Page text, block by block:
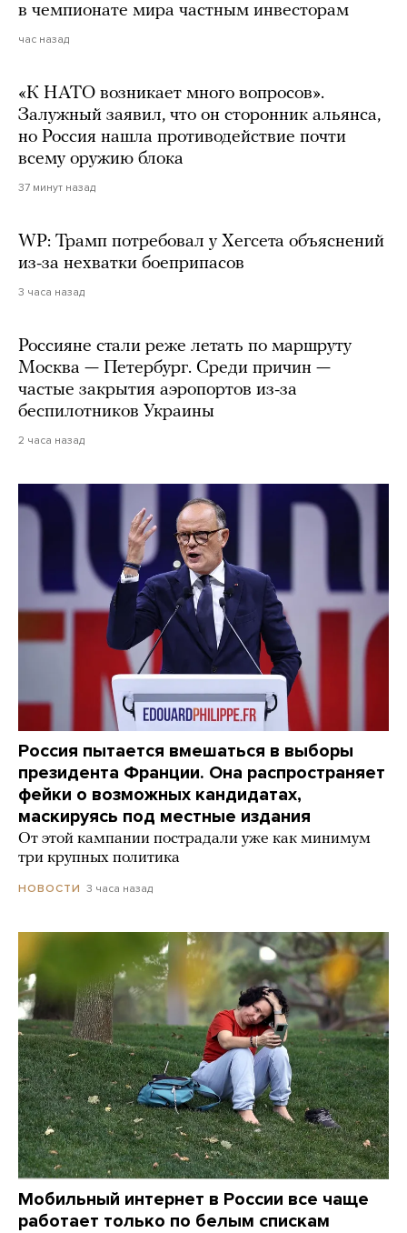
в чемпионате мира частным инвесторам
час назад
«К НАТО возникает много вопросов».
Залужный заявил, что он сторонник альянса,
но Россия нашла противодействие почти
всему оружию блока
37 минут назад
WP: Трамп потребовал у Хегсета объяснений
из-за нехватки боеприпасов
3 часа назад
Россияне стали реже летать по маршруту
Москва — Петербург. Среди причин —
частые закрытия аэропортов из-за
беспилотников Украины
2 часа назад
Россия пытается вмешаться в выборы
президента Франции. Она распространяет
фейки о возможных кандидатах,
маскируясь под местные издания
От этой кампании пострадали уже как минимум
три крупных политика
НОВОСТИ 3 часа назад
Мобильный интернет в России все чаще
работает только по белым спискам